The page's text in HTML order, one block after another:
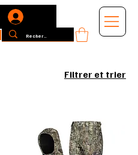
Filtrer et trier